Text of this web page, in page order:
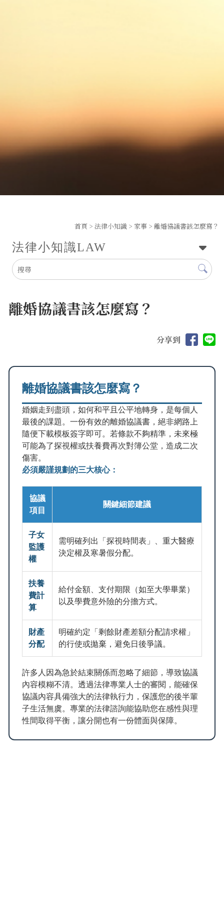
首頁 > 法律小知識 > 家事 > 離婚協議書該怎麼寫？
法律小知識LAW
離婚協議書該怎麼寫？
分享到
離婚協議書該怎麼寫？
婚姻走到盡頭，如何和平且公平地轉身，是每個人
最後的課題。一份有效的離婚協議書，絕非網路上
隨便下載模板簽字即可。若條款不夠精準，未來極
可能為了探視權或扶養費再次對簿公堂，造成二次
傷害。
必須嚴謹規劃的三大核心：
協議
項目
關鍵細節建議
子女
監護
權
需明確列出「探視時間表」、重大醫療
決定權及寒暑假分配。
扶養
費計
算
給付金額、支付期限（如至大學畢業）
以及學費意外險的分擔方式。
財產
分配
明確約定「剩餘財產差額分配請求權」
的行使或拋棄，避免日後爭議。
許多人因為急於結束關係而忽略了細節，導致協議
內容模糊不清。透過法律專業人士的審閱，能確保
協議內容具備強大的法律執行力，保護您的後半輩
子生活無虞。專業的法律諮詢能協助您在感性與理
性間取得平衡，讓分開也有一份體面與保障。